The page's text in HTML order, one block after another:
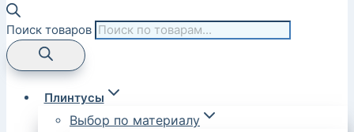
Поиск товаров
Плинтусы
Выбор по материалу